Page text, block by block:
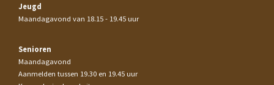
Jeugd
Maandagavond van 18.15 - 19.45 uur
Senioren
Maandagavond
Aanmelden tussen 19.30 en 19.45 uur